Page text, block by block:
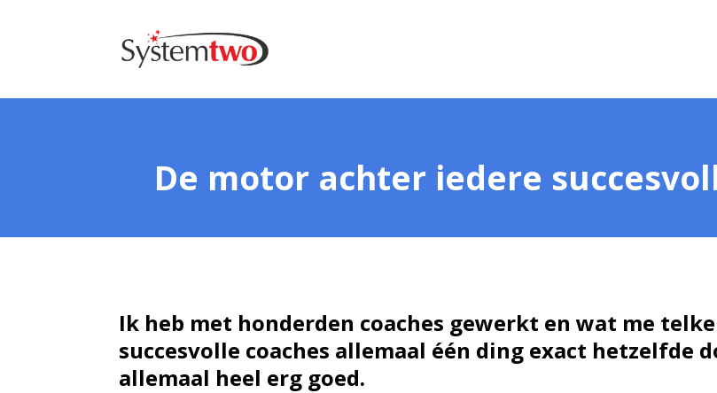
De motor achter iedere
Ik heb met honderden coaches gewerkt en wat me
succesvolle coaches allemaal één ding exact hetzelfde
allemaal heel erg goed.